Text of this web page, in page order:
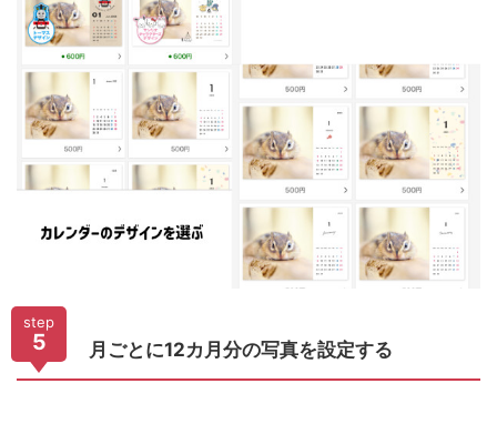
step
5 月ごとに12カ月分の写真を設定する